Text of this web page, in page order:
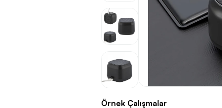
Örnek Çalışmalar